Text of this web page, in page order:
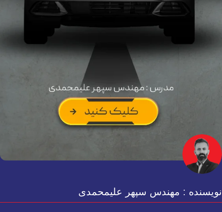
نویسنده : مهندس سپهر علیمحمدی